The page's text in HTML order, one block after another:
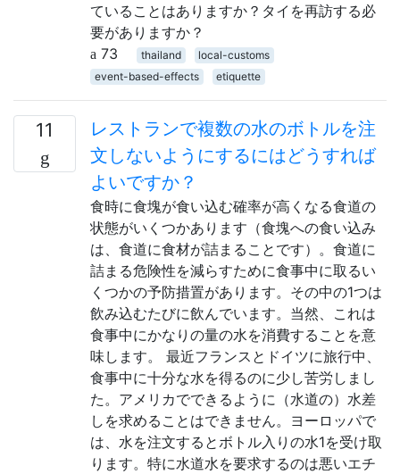
ていることはありますか？タイを再訪する必
要がありますか？
73
thailand
local-customs
event-based-effects
etiquette
11
レストランで複数の水のボトルを注
文しないようにするにはどうすれば
よいですか？
食時に食塊が食い込む確率が高くなる食道の
状態がいくつかあります（食塊への食い込み
は、食道に食材が詰まることです）。食道に
詰まる危険性を減らすために食事中に取るい
くつかの予防措置があります。その中の1つは
飲み込むたびに飲んでいます。当然、これは
食事中にかなりの量の水を消費することを意
味します。 最近フランスとドイツに旅行中、
食事中に十分な水を得るのに少し苦労しまし
た。アメリカでできるように（水道の）水差
しを求めることはできません。ヨーロッパで
は、水を注文するとボトル入りの水1を受け取
ります。特に水道水を要求するのは悪いエチ